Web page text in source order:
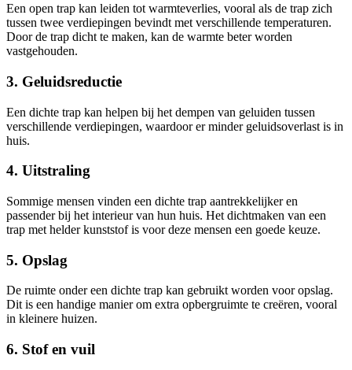
Een open trap kan leiden tot warmteverlies, vooral als de trap zich
tussen twee verdiepingen bevindt met verschillende temperaturen.
Door de trap dicht te maken, kan de warmte beter worden
vastgehouden.
3. Geluidsreductie
Een dichte trap kan helpen bij het dempen van geluiden tussen
verschillende verdiepingen, waardoor er minder geluidsoverlast is in
huis.
4. Uitstraling
Sommige mensen vinden een dichte trap aantrekkelijker en
passender bij het interieur van hun huis. Het dichtmaken van een
trap met helder kunststof is voor deze mensen een goede keuze.
5. Opslag
De ruimte onder een dichte trap kan gebruikt worden voor opslag.
Dit is een handige manier om extra opbergruimte te creëren, vooral
in kleinere huizen.
6. Stof en vuil